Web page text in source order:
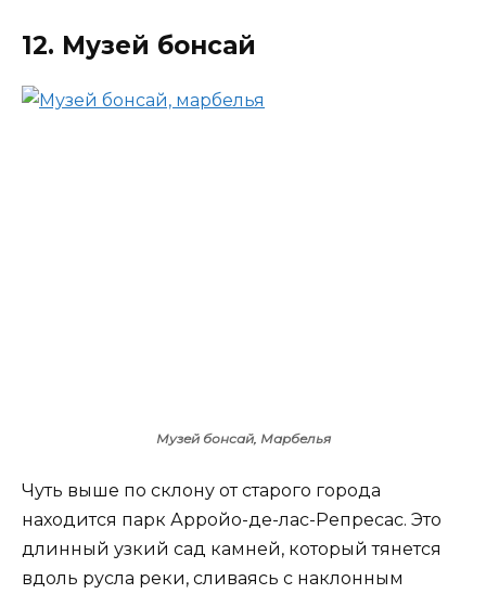
12. Музей бонсай
Музей бонсай, Марбелья
Чуть выше по склону от старого города
находится парк Арройо-де-лас-Репресас. Это
длинный узкий сад камней, который тянется
вдоль русла реки, сливаясь с наклонным